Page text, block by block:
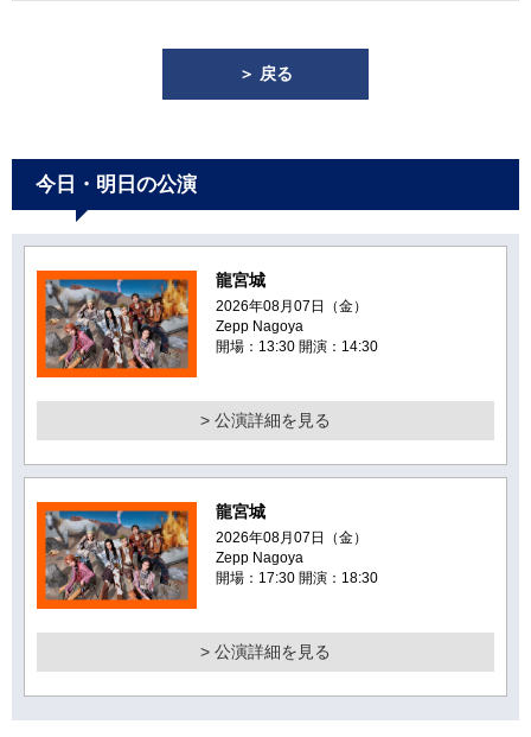
＞ 戻る
今日・明日の公演
龍宮城
2026年08月07日（金）
Zepp Nagoya
開場：13:30 開演：14:30
> 公演詳細を見る
龍宮城
2026年08月07日（金）
Zepp Nagoya
開場：17:30 開演：18:30
> 公演詳細を見る